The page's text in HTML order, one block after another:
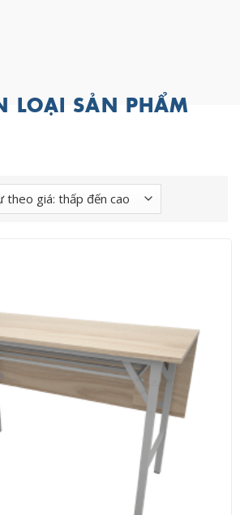
LOẠI SẢN PHẨM